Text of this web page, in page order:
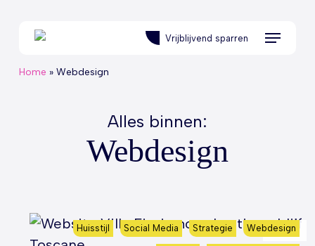
content
Vrijblijvend sparren Menu
Home » Webdesign
Alles binnen:
Webdesign
Cases
Huisstijl Social Media Strategie Webdesign